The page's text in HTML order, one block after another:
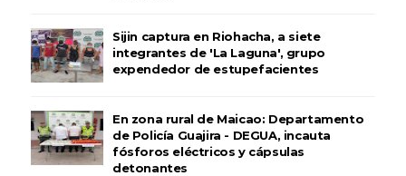
Sijin captura en Riohacha, a siete
integrantes de 'La Laguna', grupo
expendedor de estupefacientes
En zona rural de Maicao: Departamento
de Policía Guajira - DEGUA, incauta
fósforos eléctricos y cápsulas
detonantes